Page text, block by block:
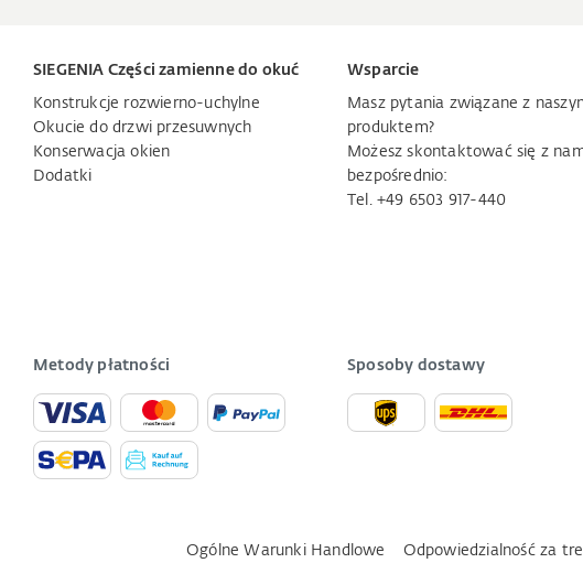
SIEGENIA Części zamienne do okuć
Konstrukcje rozwierno-uchylne
Okucie do drzwi przesuwnych
Konserwacja okien
Dodatki
Wsparcie
Masz pytania związane z
produktem?
Możesz skontaktować się z
bezpośrednio:
Tel. +49 6503 917-440
Metody płatności Sposoby dostawy
Ogólne Warunki Handlowe Odpowiedzialność za